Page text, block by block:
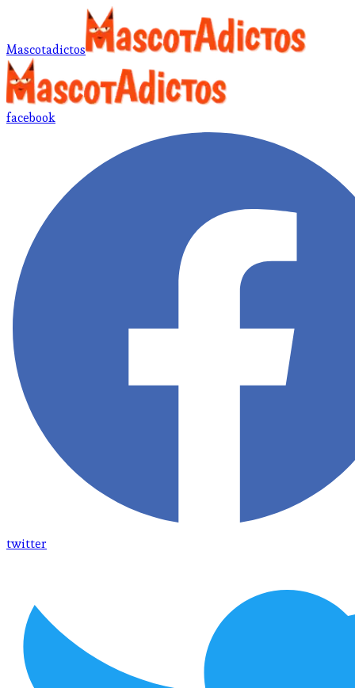
Mascotadictos
facebook
twitter